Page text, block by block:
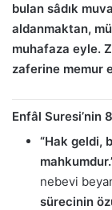
bulan sâdık
aldanmaktan,
muhafaza eyle.
zaferine memur
Enfâl Suresi’nin
“Hak geldi,
nebevi
sürecinin